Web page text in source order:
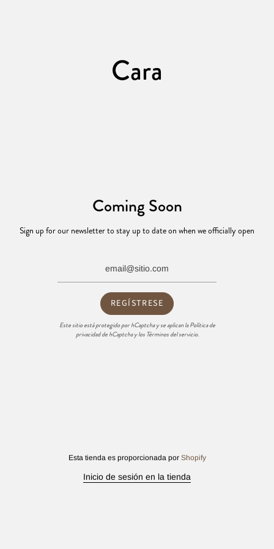
Cara
Coming Soon
Sign up for our newsletter to stay up to date on when we officially open
REGÍSTRESE
Este sitio está protegido por hCaptcha y se aplican la Política de
privacidad de hCaptchay los Términos del servicio.
Esta tienda es proporcionada por Shopify
Inicio de sesión en la tienda